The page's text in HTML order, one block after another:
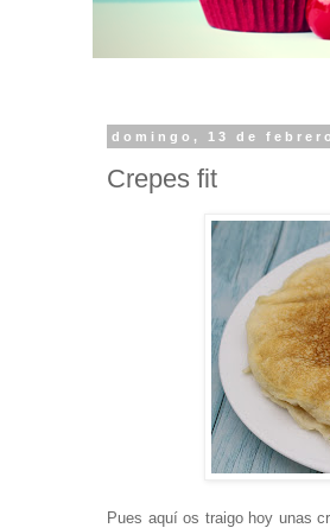
domingo, 13 de
Crepes fit
Pues aquí os traigo hoy unas